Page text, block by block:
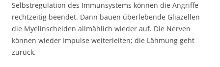
Selbstregulation des Immunsystems können die Angriffe
rechtzeitig beendet. Dann bauen überlebende Gliazellen
die Myelinscheiden allmählich wieder auf. Die Nerven
können wieder Impulse weiterleiten; die Lähmung geht
zurück.